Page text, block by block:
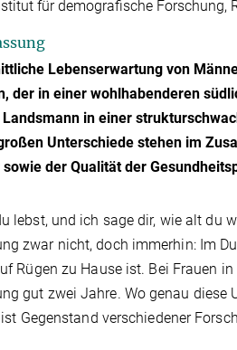
für demografische Forschung,
Lebenserwartung von
der in einer wohlhabenderen
in einer
Unterschiede stehen im
der Qualität der
lebst, und ich sage dir, wie alt du
zwar nicht, doch immerhin: Im
Rügen zu Hause ist. Bei Frauen
gut zwei Jahre. Wo genau
Gegenstand verschiedener